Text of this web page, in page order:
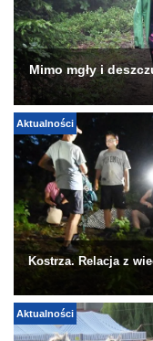
Mimo mgły i
Aktualności
Kostrza. Relacja z
Aktualności